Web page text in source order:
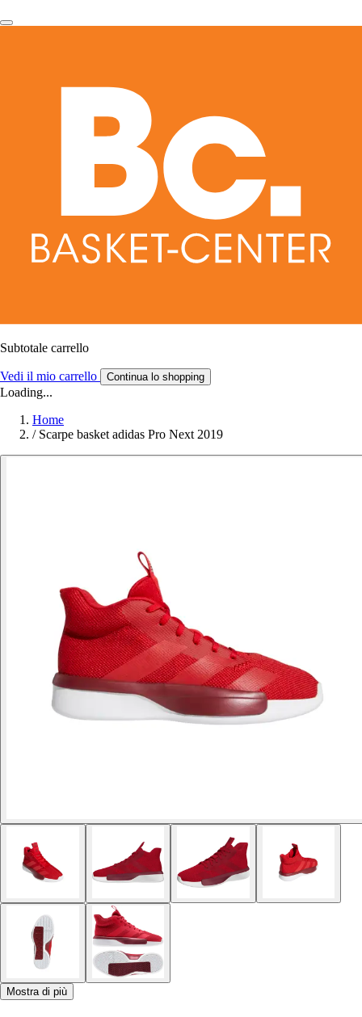
Subtotale carrello
Vedi il mio carrello Continua lo shopping
Loading...
Home
/ Scarpe basket adidas Pro Next 2019
Mostra di più